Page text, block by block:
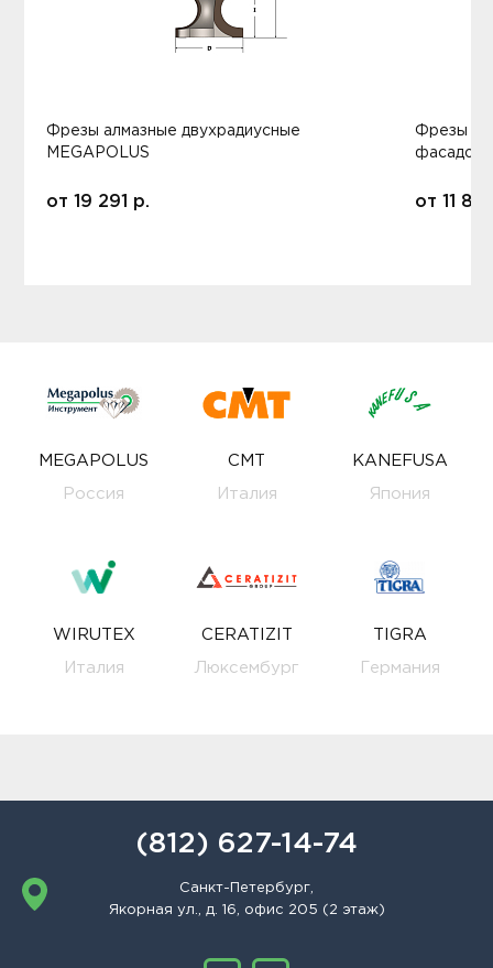
Фрезы алмазные двухрадиусные
MEGAPOLUS
от 19 291 р.
Фрезы
фасадов
от 11
MEGAPOLUS
Россия
CMT
Италия
KANEFUSA
Япония
WIRUTEX
Италия
CERATIZIT
Люксембург
TIGRA
Германия
(812) 627-14-74
Санкт-Петербург,
Якорная ул., д. 16, офис 205 (2 этаж)